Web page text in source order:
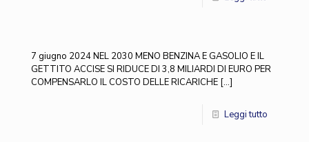
7 giugno 2024 NEL 2030 MENO BENZINA E GASOLIO E IL
GETTITO ACCISE SI RIDUCE DI 3,8 MILIARDI DI EURO PER
COMPENSARLO IL COSTO DELLE RICARICHE […]
Leggi tutto